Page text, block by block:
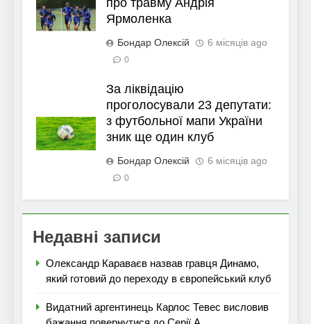
Ярмоленка
Бондар Олексій 6 місяців ago
0
За ліквідацію
проголосували 23 депутати:
з футбольної мапи України
зник ще один клуб
Бондар Олексій 6 місяців ago
0
Недавні записи
Олександр Караваєв назвав гравця Динамо,
який готовий до переходу в європейський клуб
Видатний аргентинець Карлос Тевес висловив